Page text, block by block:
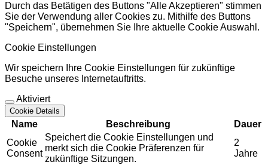
Durch das Betätigen des Buttons "Alle Akzeptieren" stimmen
Sie der Verwendung aller Cookies zu. Mithilfe des Buttons
"Speichern", übernehmen Sie Ihre aktuelle Cookie Auswahl.
Cookie Einstellungen
Wir speichern Ihre Cookie Einstellungen für zukünftige
Besuche unseres Internetauftritts.
Aktiviert
Cookie Details
Name Beschreibung
Dauer
Cookie
Consent
Speichert die Cookie Einstellungen und
merkt sich die Cookie Präferenzen für
zukünftige Sitzungen.
2
Jahre